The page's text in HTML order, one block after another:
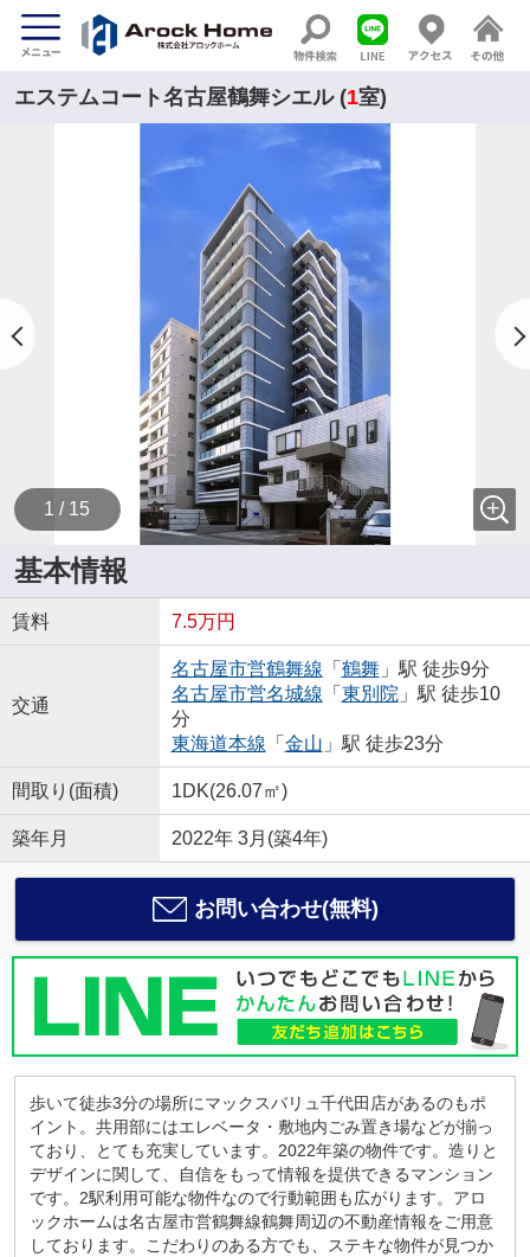
エステムコート名古屋鶴舞シエル (1室)
1 / 15
基本情報
賃料 7.5万円
交通
名古屋市営鶴舞線 「 鶴舞」駅 徒歩9分
名古屋市営名城線 「 東別院 」駅 徒歩10
分
東海道本線 「 金山 」駅 徒歩23分
間取り(面積) 1DK(26.07㎡)
築年月 2022年 3月(築4年)
お問い合わせ(無料)
歩いて徒歩3分の場所にマックスバリュ千代田店があるのもポ
イント。共用部にはエレベータ・敷地内ごみ置き場などが揃っ
ており、とても充実しています。2022年築の物件です。造りと
デザインに関して、自信をもって情報を提供できるマンション
です。2駅利用可能な物件なので行動範囲も広がります。アロ
ックホームは名古屋市営鶴舞線鶴舞周辺の不動産情報をご用意
しております。こだわりのある方でも、ステキな物件が見つか